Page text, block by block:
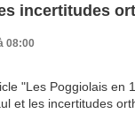
incertitudes
08:00